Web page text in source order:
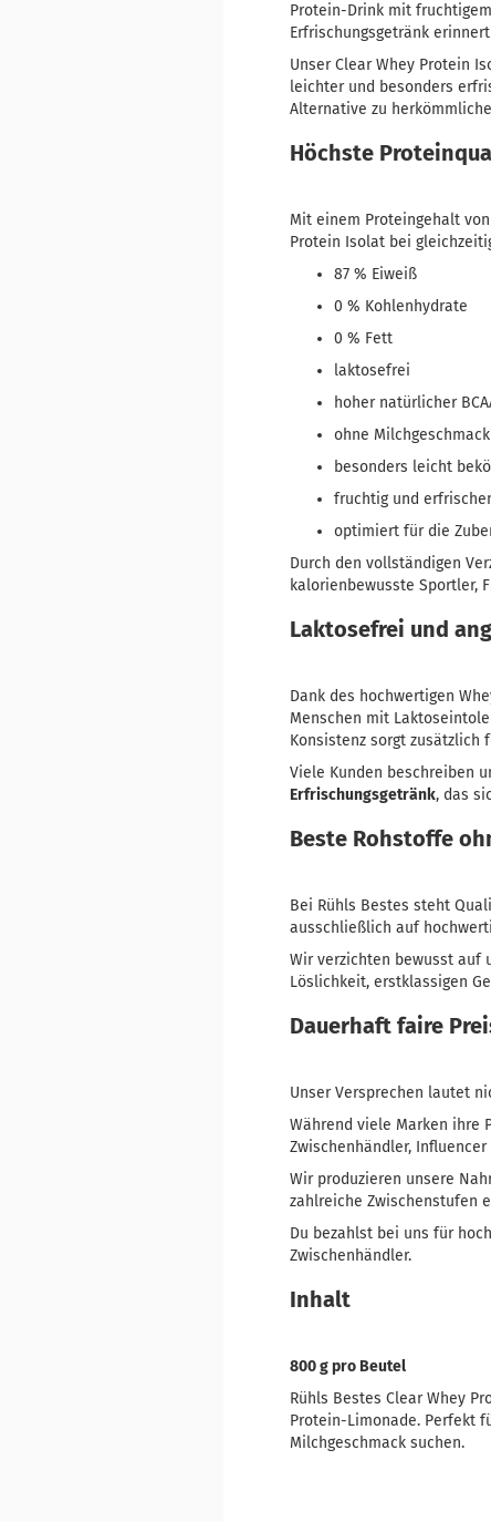
Protein-Drink mit
Erfrischungsgetränk
Unser Clear Whey Protein
leichter und besonders
Alternative zu
Höchste
Mit einem Proteingehalt
Protein Isolat bei
87 % Eiweiß
0 % Kohlenhydrate
0 % Fett
laktosefrei
hoher natürlicher
ohne Milchgeschmack
besonders leicht
fruchtig und
optimiert für die
Durch den vollständigen
kalorienbewusste Sportler,
Laktosefrei und
Dank des hochwertigen
Menschen mit
Konsistenz sorgt zusätzlich
Viele Kunden beschreiben
Erfrischungsgetränk, das
Beste Rohstoffe
Bei Rühls Bestes steht
ausschließlich auf
Wir verzichten bewusst auf
Löslichkeit, erstklassigen
Dauerhaft faire
Unser Versprechen lautet
Während viele Marken ihre
Zwischenhändler,
Wir produzieren unsere
zahlreiche Zwischenstufen
Du bezahlst bei uns für
Zwischenhändler.
Inhalt
800 g pro Beutel
Rühls Bestes Clear Whey
Protein-Limonade. Perfekt
Milchgeschmack suchen.